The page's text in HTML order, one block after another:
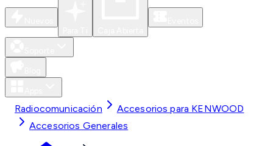
Radiocomunicación
Accesorios para KENWOOD
Accesorios Generales